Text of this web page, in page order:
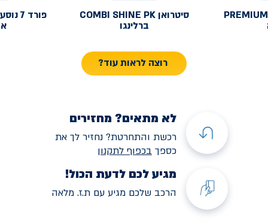
סיטרואן COMBI SHINE PK
ברלינגו
פורד
רוצה לראות עוד?
לא מתאים? מחזירים
רכשת והתחרטת? נחזיר לך את
כספך בכפוף לתקנון
מגיע לכם לדעת הכול!
הרכב שלכם מגיע עם ת.ז. מלאה